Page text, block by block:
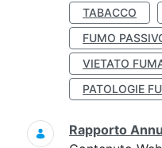
TABACCO
FUMO
VIETATO
PATOLOGIE
Rapporto